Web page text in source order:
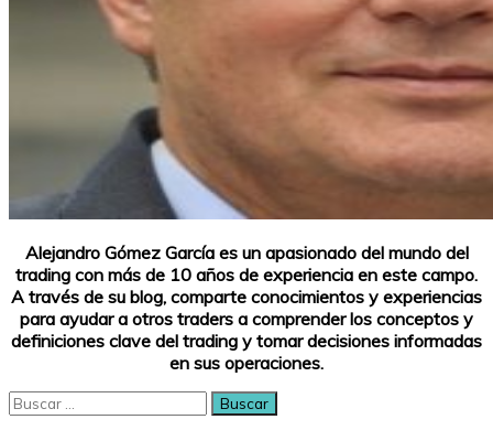
Alejandro Gómez García es un apasionado del mundo del
trading con más de 10 años de experiencia en este campo.
A través de su blog, comparte conocimientos y experiencias
para ayudar a otros traders a comprender los conceptos y
definiciones clave del trading y tomar decisiones informadas
en sus operaciones.
Buscar: